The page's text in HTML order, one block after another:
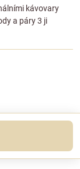
kávovary
a páry 3 ji